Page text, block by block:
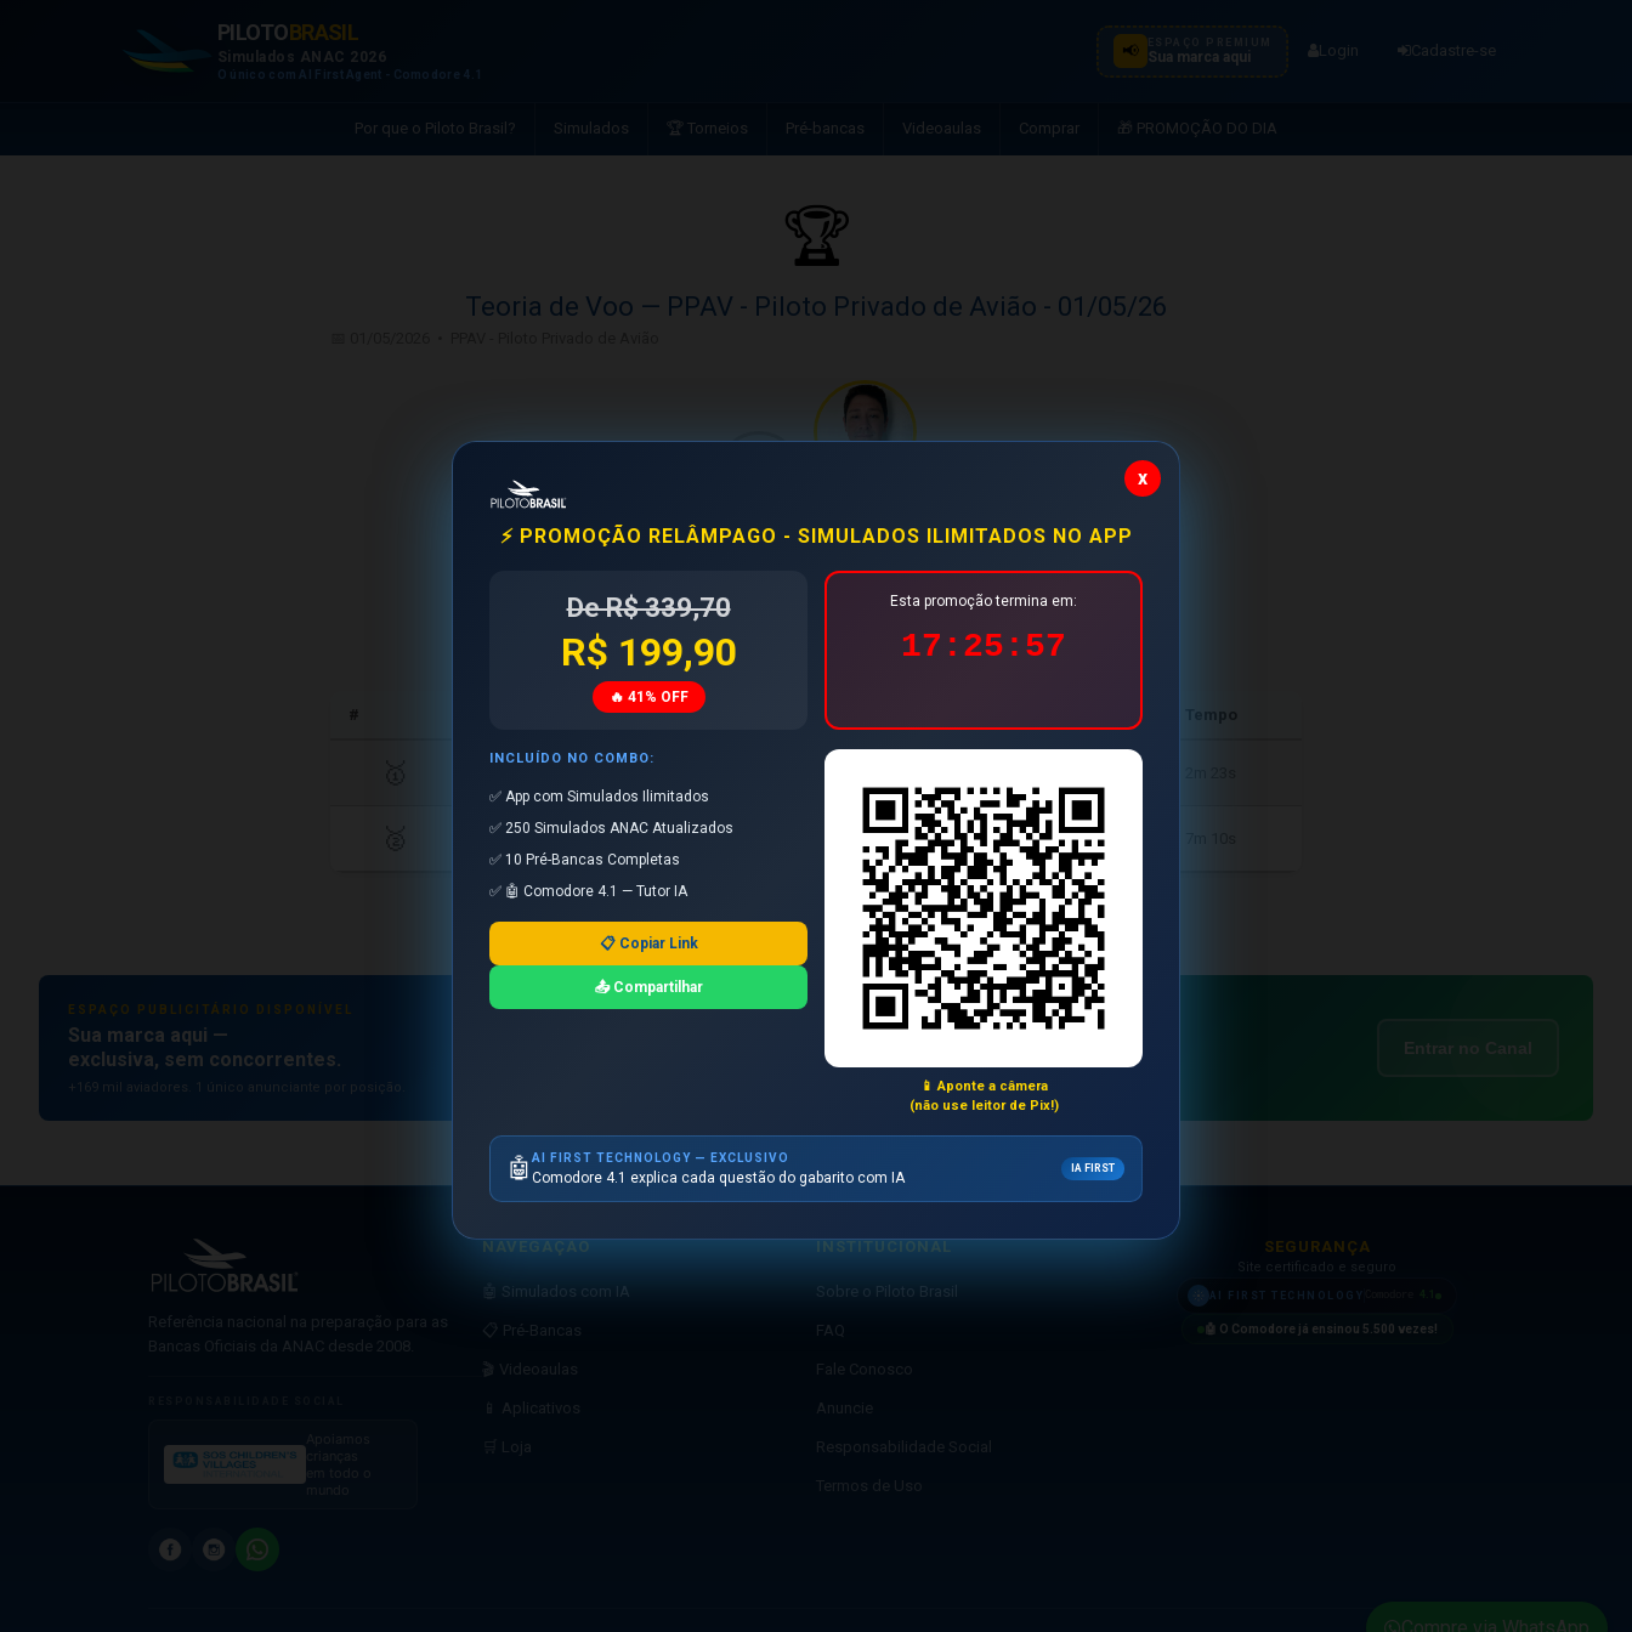
PILOTOBRASIL
Simulados ANAC 2026
O único com AI First Agent - Comodore 4.1
📢 Sua marca aqui Login Cadastre-se
Por que o Piloto Brasil? Simulados 🏆 Torneios Pré-bancas Videoaulas Comprar 🎁 PROMOÇÃO DO DIA
🏆
Teoria de Voo — PPAV - Piloto Privado de Avião - 01/05/26
🥇
# Aluno
CAIRO LIEVORE 12/20
← Ver todos os torneios
ESPAÇO PUBLICITÁRIO DISPONÍVEL
Sua marca aqui —
exclusiva, sem concorrentes.
+169 mil aviadores. 1 único anunciante por posição.
CANAL OFICIAL
no WhatsApp
Entrar no Canal
Referência nacional na preparação para as
Bancas Oficiais da ANAC desde 2008.
Apoiamos
NAVEGAÇÃO
🤖 Simulados com IA
📋 Pré-Bancas
🎬 Videoaulas
📱 Aplicativos
🛒 Loja
INSTITUCIONAL
Sobre o Piloto Brasil
FAQ
Fale Conosco
Anuncie
Responsabilidade Social
Termos de Uso
SEGURANÇA
Site certificado e seguro
AI FIRST TECHNOLOGY
🤖 O Comodore já ensinou 5.500 vezes!
x
⚡ PROMOÇÃO RELÂMPAGO - SIMULADOS ILIMITADOS NO APP
De R$ 339,70
R$ 199,90
🔥 41% OFF
Esta promoção termina em:
17:25:56
INCLUÍDO NO COMBO:
✅ App com Simulados Ilimitados
✅ 250 Simulados ANAC Atualizados
✅ 10 Pré-Bancas Completas
✅ 🤖 Comodore 4.1 — Tutor IA
📋 Copiar Link
📤 Compartilhar
📱 Aponte a câmera
(não use leitor de Pix!)
🤖 AI FIRST TECHNOLOGY — EXCLUSIVO
Comodore 4.1 explica cada questão do gabarito com IA
IA FIRST